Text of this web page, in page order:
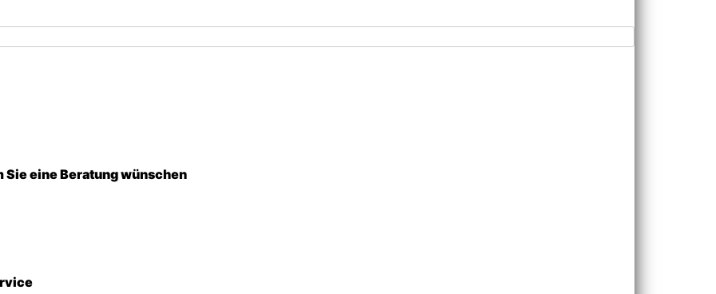
Sie eine Beratung wünschen